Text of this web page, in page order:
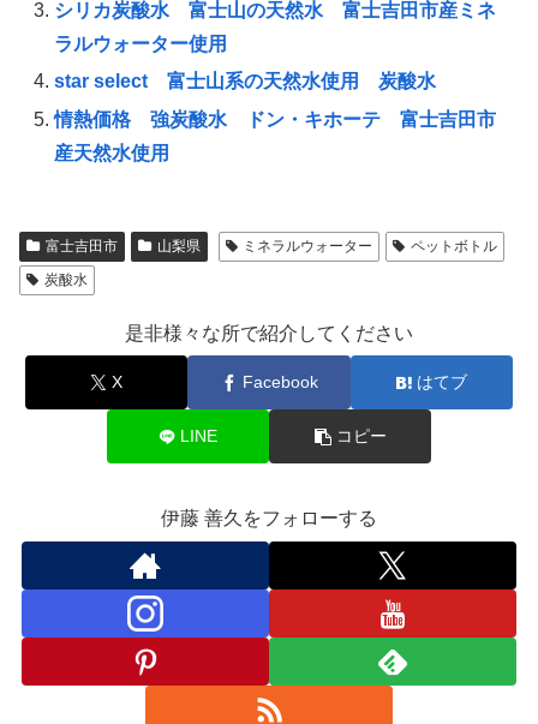
シリカ炭酸水 富士山の天然水 富士吉田市産ミネ
ラルウォーター使用
star select 富士山系の天然水使用 炭酸水
情熱価格 強炭酸水 ドン・キホーテ 富士吉田市
産天然水使用
富士吉田市 山梨県 ミネラルウォーター
ペットボトル
炭酸水
是非様々な所で紹介してください
X Facebook はてブ
LINE コピー
伊藤 善久をフォローする